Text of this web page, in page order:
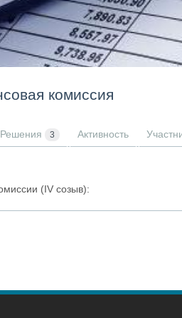
комиссия
Решения 3 Активность
(IV созыв):